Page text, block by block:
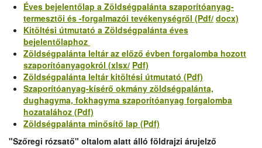
Éves bejelentőlap a Zöldségpalánta szaporítóanyag-
termesztői és -forgalmazói tevékenységről (Pdf/ docx)
Kitöltési útmutató a Zöldségpalánta éves
bejelentőlaphoz
Zöldségpalánta leltár az előző évben forgalomba hozott
szaporítóanyagokról (xlsx/ Pdf)
Zöldségpalánta leltár kitöltési útmutató (Pdf)
Szaporítóanyag-kísérő okmány zöldségpalánta,
dughagyma, fokhagyma szaporítóanyag forgalomba
hozatalához (Pdf)
Zöldségpalánta minősítő lap (Pdf)
"Szőregi rózsatő" oltalom alatt álló földrajzi árujelző